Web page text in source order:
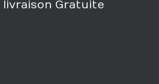
livraison Gratuite